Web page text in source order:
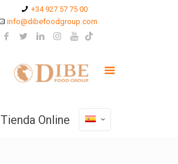
+34 927 57 75 00
info@dibefoodgroup.com
Tienda Online